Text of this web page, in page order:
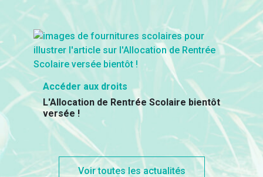
Accéder aux droits
L'Allocation de Rentrée Scolaire bientôt
versée !
Voir toutes les actualités